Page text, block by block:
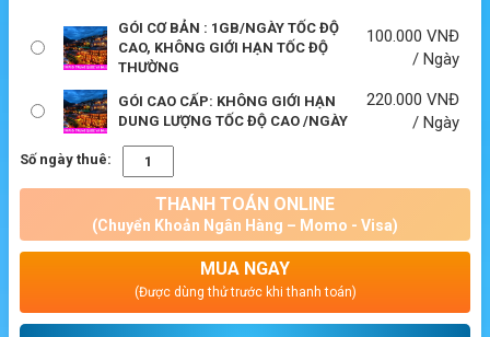
GÓI CƠ BẢN : 1GB/NGÀY TỐC ĐỘ
CAO, KHÔNG GIỚI HẠN TỐC ĐỘ
THƯỜNG
100.000 VNĐ
/ Ngày
GÓI CAO CẤP: KHÔNG GIỚI HẠN
DUNG LƯỢNG TỐC ĐỘ CAO /NGÀY
220.000 VNĐ
/ Ngày
Số ngày thuê:
THANH TOÁN ONLINE
(Chuyển Khoản Ngân Hàng – Momo - Visa)
MUA NGAY
(Được dùng thử trước khi thanh toán)